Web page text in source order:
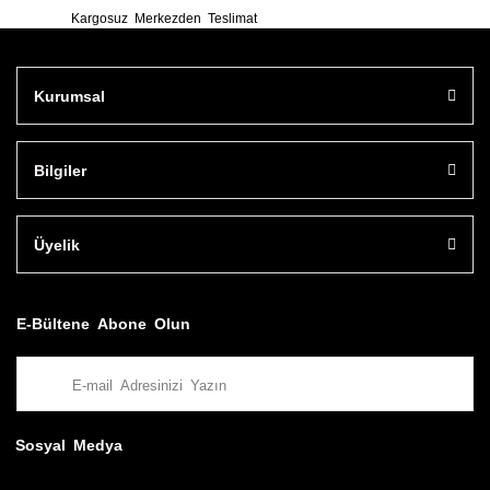
Kargosuz Merkezden Teslimat
Kurumsal
Bilgiler
Üyelik
E-Bültene Abone Olun
Sosyal Medya